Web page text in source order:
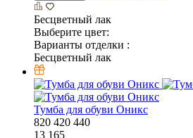
Бесцветный лак
Выберите цвет:
Варианты отделки :
Бесцветный лак
Тумба для обуви Оникс
820 420 440
13 165